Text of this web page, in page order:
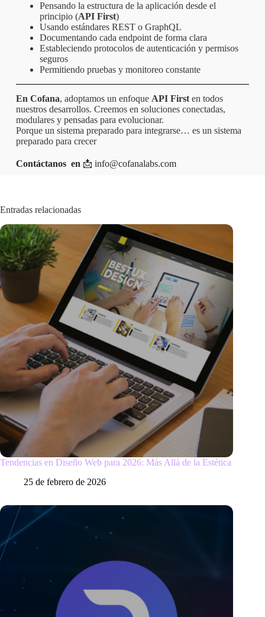
Pensando la estructura de la aplicación desde el
principio (API First)
Usando estándares REST o GraphQL
Documentando cada endpoint de forma clara
Estableciendo protocolos de autenticación y permisos
seguros
Permitiendo pruebas y monitoreo constante
En Cofana, adoptamos un enfoque API Firsten todos
nuestros desarrollos. Creemos en soluciones conectadas,
modulares y pensadas para evolucionar.
Porque un sistema preparado para integrarse… es un sistema
preparado para crecer
Contáctanos en 📩 info@cofanalabs.com
Entradas relacionadas
Tendencias en Diseño Web para 2026: Más Allá de la Estética
25 de febrero de 2026